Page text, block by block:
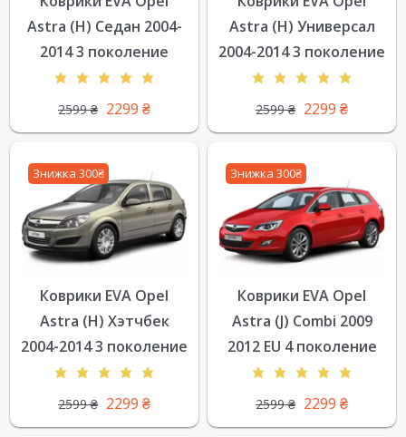
Astra (H) Седан 2004-
2014 3 поколение
2599₴ 2299 ₴
Astra (H) Универсал
2004-2014 3 поколение
2599₴ 2299 ₴
Знижка 300₴
Коврики EVA Opel
Astra (H) Хэтчбек
2004-2014 3 поколение
2599₴ 2299 ₴
Знижка 300₴
Коврики EVA Opel
Astra (J) Combi 2009
2012 EU 4 поколение
2599₴ 2299 ₴